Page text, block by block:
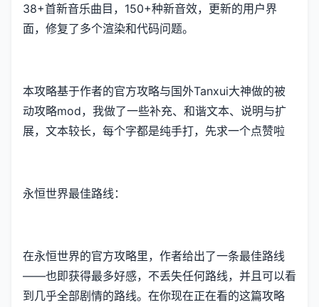
38+首新音乐曲目，150+种新音效，更新的用户界
面，修复了多个渲染和代码问题。
本攻略基于作者的官方攻略与国外Tanxui大神做的被
动攻略mod，我做了一些补充、和谐文本、说明与扩
展，文本较长，每个字都是纯手打，先求一个点赞啦
永恒世界最佳路线：
在永恒世界的官方攻略里，作者给出了一条最佳路线
——也即获得最多好感，不丢失任何路线，并且可以看
到几乎全部剧情的路线。在你现在正在看的这篇攻略